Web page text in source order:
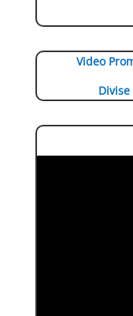
Video
Divise